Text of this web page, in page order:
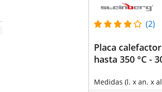
(2)
Placa
hasta 350 °C -
Medidas (l. x an. x